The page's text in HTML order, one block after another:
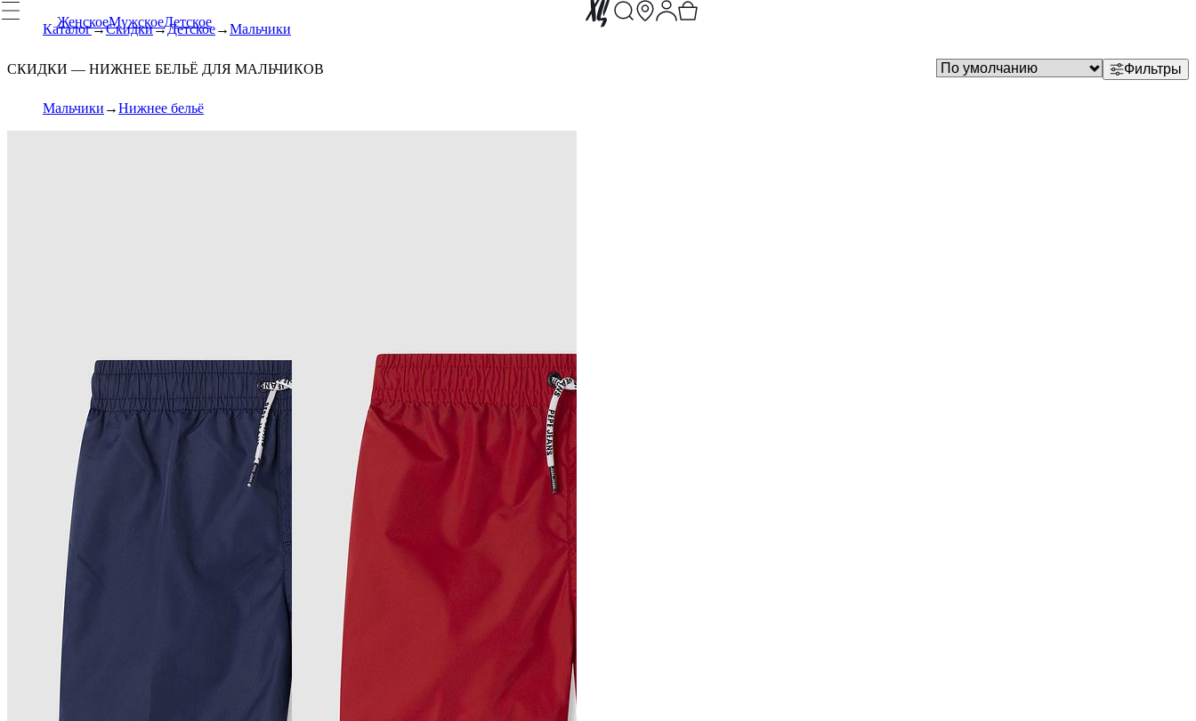
ЖенскоеМужскоеДетское
Каталог Скидки Детское Мальчики
СКИДКИ — НИЖНЕЕ БЕЛЬЁ ДЛЯ МАЛЬЧИКОВ
Мальчики Нижнее бельё
Фильтры